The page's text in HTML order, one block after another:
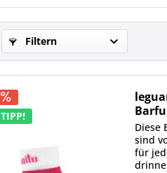
Filtern
TIPP!
49
Diese
sind
für